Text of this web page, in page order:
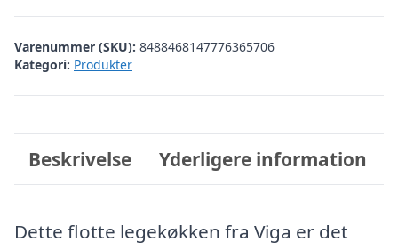
Varenummer (SKU): 8488468147776365706
Kategori: Produkter
Beskrivelse Yderligere information
Dette flotte legekøkken fra Viga er det